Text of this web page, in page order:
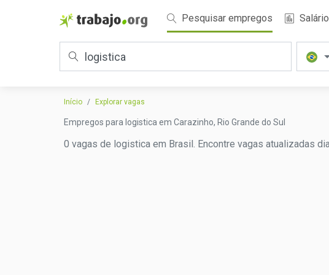
Pesquisar empregos
Início Explorar vagas
Empregos para logistica em Carazinho, Rio Grande do Sul
0 vagas de logistica em Brasil. Encontre vagas atualizadas